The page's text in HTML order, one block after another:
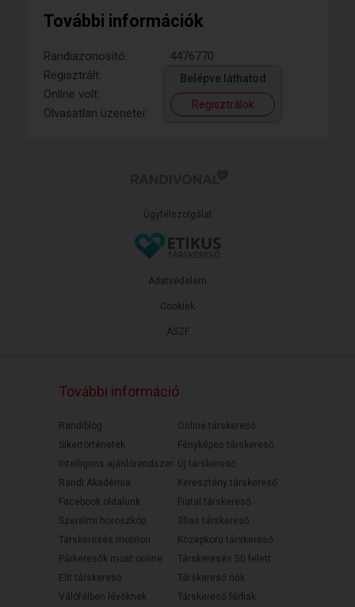
További információk
Randiazonosító:
4476770
Regisztrált:
Online volt:
Olvasatlan üzenetei:
Belépve láthatod
Regisztrálok
Ügyfélszolgálat
ÁSZF
Adatvédelem
Cookiek
További információ
Randiblog
Sikertörténetek
Intelligens ajánlórendszer
Randi Akadémia
Facebook oldalunk
Szerelmi horoszkóp
Társkeresés mobilon
Párkeresők most online
Elit társkereső
Válófélben lévőknek
Online társkereső
Fényképes társkereső
Új társkereső
Keresztény társkereső
Fiatal társkereső
30as társkereső
Középkorú társkereső
Társkeresés 50 felett
Társkereső nők
Társkereső férfiak